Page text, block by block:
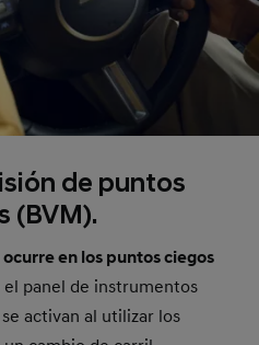
de puntos
(BVM).
en los puntos ciegos
el panel de instrumentos
activan al utilizar los